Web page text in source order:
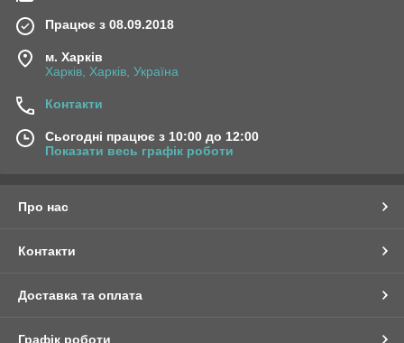
Працює з 08.09.2018
м. Харків
Харків, Харків, Україна
Контакти
Сьогодні працює з 10:00 до 12:00
Показати весь графік роботи
Про нас
Контакти
Доставка та оплата
Графік роботи